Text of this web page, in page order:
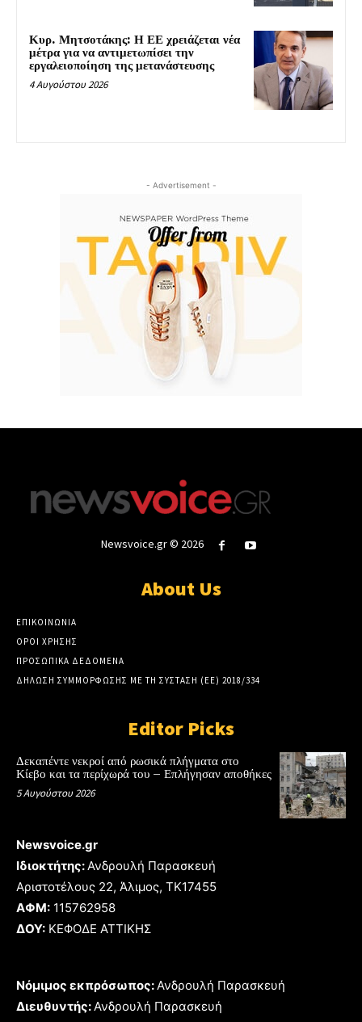
Κυρ. Μητσοτάκης: Η ΕΕ χρειάζεται νέα
μέτρα για να αντιμετωπίσει την
εργαλειοποίηση της μετανάστευσης
4 Αυγούστου 2026
- Advertisement -
Newsvoice.gr © 2026
About Us
ΕΠΙΚΟΙΝΩΝΙΑ
ΟΡΟΙ ΧΡΗΣΗΣ
ΠΡΟΣΩΠΙΚΑ ΔΕΔΟΜΕΝΑ
ΔΗΛΩΣΗ ΣΥΜΜΟΡΦΩΣΗΣ ΜΕ ΤΗ ΣΥΣΤΑΣΗ (ΕΕ) 2018/334
Editor Picks
Δεκαπέντε νεκροί από ρωσικά πλήγματα στο
Κίεβο και τα περίχωρά του – Επλήγησαν αποθήκες
5 Αυγούστου 2026
Newsvoice.gr
Ιδιοκτήτης:Ανδρουλή Παρασκευή
Αριστοτέλους 22, Άλιμος, TK17455
ΑΦΜ: 115762958
ΔΟΥ: ΚΕΦΟΔΕ ΑΤΤΙΚΗΣ
Νόμιμος εκπρόσωπος:Ανδρουλή Παρασκευή
Διευθυντής:Ανδρουλή Παρασκευή